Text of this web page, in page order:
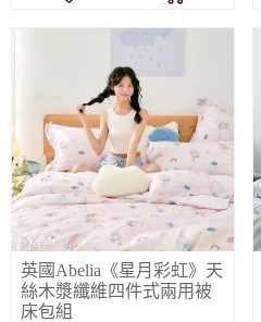
英國Abelia《星月彩虹》天
絲木漿纖維四件式兩用被
床包組